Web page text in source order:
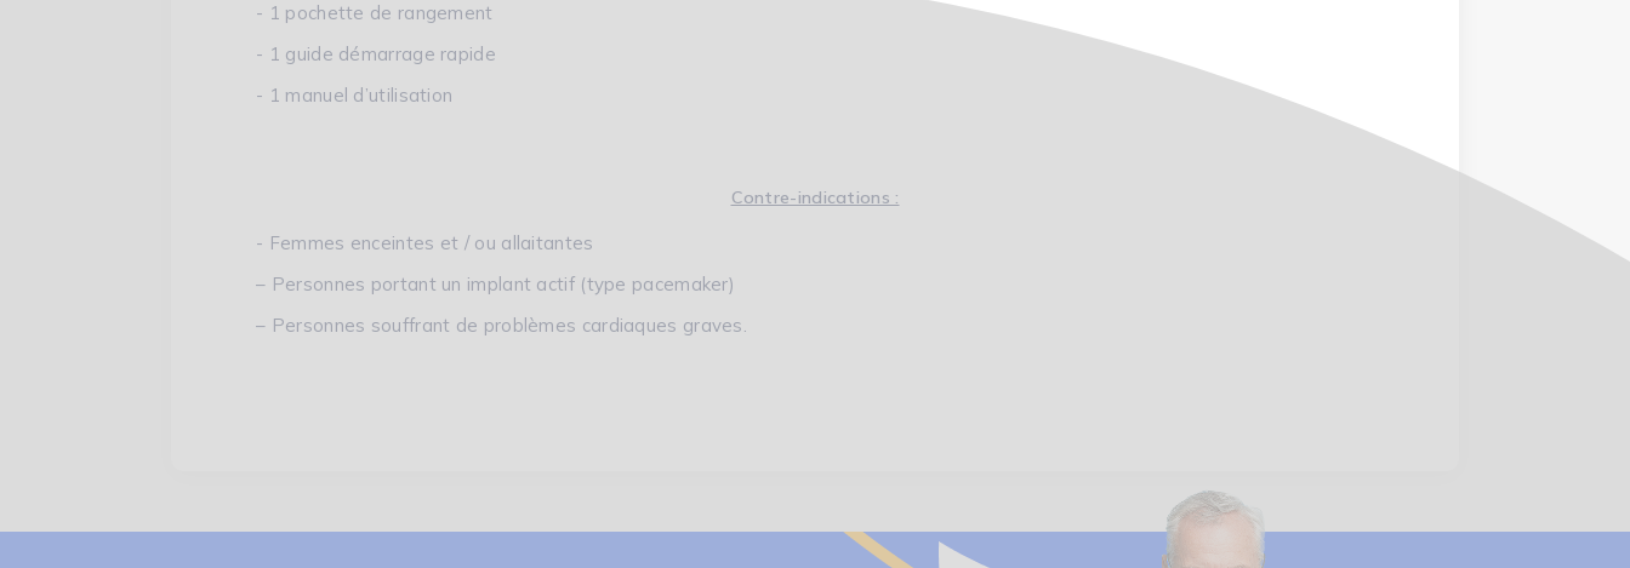
- 1 pochette de rangement
- 1 guide démarrage rapide
- 1 manuel d’utilisation
Contre-indications :
- Femmes enceintes et / ou allaitantes
– Personnes portant un implant actif (type pacemaker)
– Personnes souffrant de problèmes cardiaques graves.